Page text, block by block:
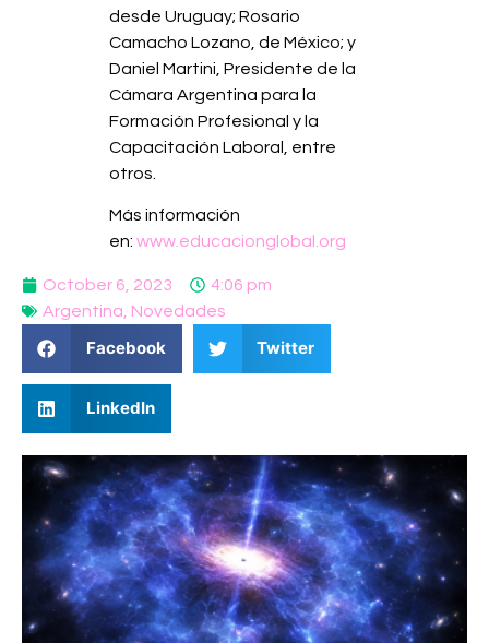
desde Uruguay; Rosario
Camacho Lozano, de México; y
Daniel Martini, Presidente de la
Cámara Argentina para la
Formación Profesional y la
Capacitación Laboral, entre
otros.
Más información
en: www.educacionglobal.org
October 6, 2023
4:06 pm
Argentina Novedades
Facebook Twitter
LinkedIn